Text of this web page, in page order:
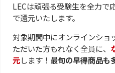
LECは頑張る受験生を全力で
で還元いたします。
対象期間中にオンラインショ
ただいた方もれなく全員に、
元します！ 最旬の早得商品も